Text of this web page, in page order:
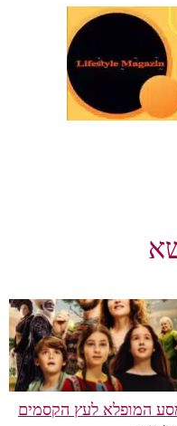
המופלא לעץ הקסמים